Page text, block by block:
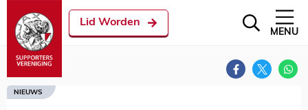
Lid Worden
MENU
NIEUWS